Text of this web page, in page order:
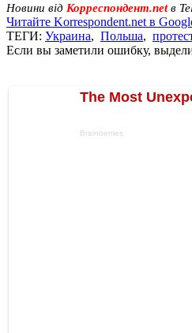
Новини від Корреспондент.netв
Читайте Korrespondent.net в
ТЕГИ: Украина, Польша,
Если вы заметили ошибку,